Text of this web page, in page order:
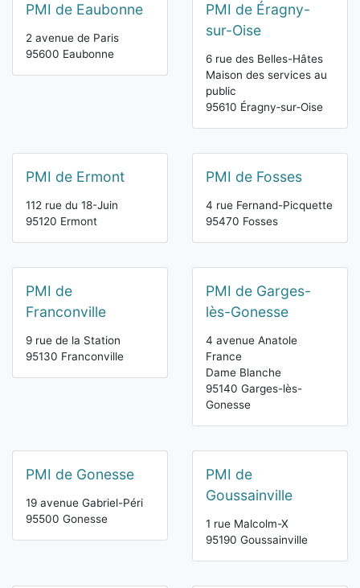
PMI de Eaubonne
2 avenue de Paris
95600 Eaubonne
PMI de Éragny-
sur-Oise
6 rue des Belles-Hâtes
Maison des services au
public
95610 Éragny‑sur‑Oise
PMI de Ermont
112 rue du 18-Juin
95120 Ermont
PMI de Fosses
4 rue Fernand-Picquette
95470 Fosses
PMI de
Franconville
9 rue de la Station
95130 Franconville
PMI de Garges-
lès-Gonesse
4 avenue Anatole
France
Dame Blanche
95140 Garges-lès-
Gonesse
PMI de Gonesse
19 avenue Gabriel-Péri
95500 Gonesse
PMI de
Goussainville
1 rue Malcolm-X
95190 Goussainville